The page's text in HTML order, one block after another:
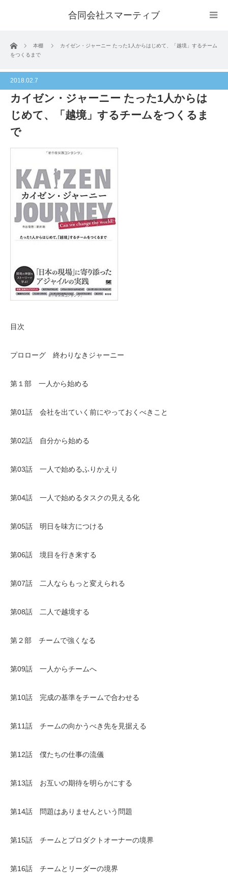
合同会社スマーティブ
ホーム 本棚
カイゼン・ジャーニー たった1人からはじめて、「越境」するチーム
をつくるまで
2018.02.7
カイゼン・ジャーニー たった1人からは
じめて、「越境」するチームをつくるま
で
目次
プロローグ 終わりなきジャーニー
第１部 一人から始める
第01話 会社を出ていく前にやっておくべきこと
第02話 自分から始める
第03話 一人で始めるふりかえり
第04話 一人で始めるタスクの見える化
第05話 明日を味方につける
第06話 境目を行き来する
第07話 二人ならもっと変えられる
第08話 二人で越境する
第２部 チームで強くなる
第09話 一人からチームへ
第10話 完成の基準をチームで合わせる
第11話 チームの向かうべき先を見据える
第12話 僕たちの仕事の流儀
第13話 お互いの期待を明らかにする
第14話 問題はありませんという問題
第15話 チームとプロダクトオーナーの境界
第16話 チームとリーダーの境界